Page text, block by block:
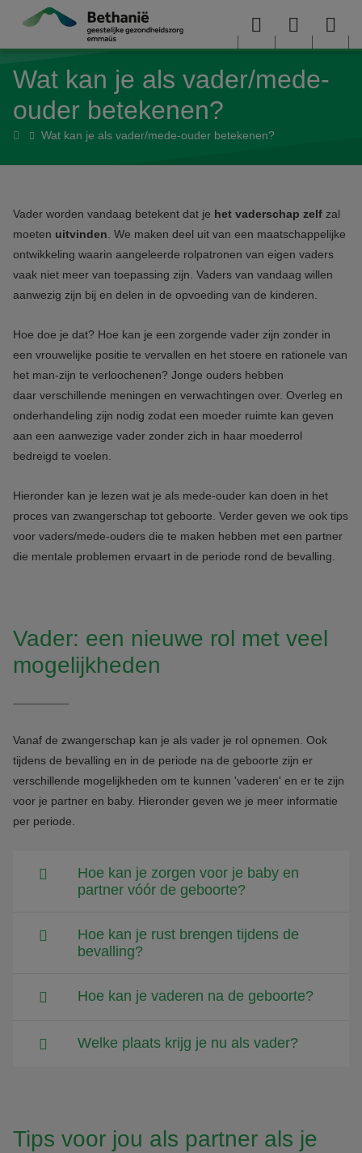
Overslaan en naar de inhoud gaan
Menu User
menu
Wat kan je als vader/mede-
ouder betekenen?
HomeWat kan je als vader/mede-ouder betekenen?
Vader worden vandaag betekent dat je het vaderschap zelf zal
moeten uitvinden . We maken deel uit van een maatschappelijke
ontwikkeling waarin aangeleerde rolpatronen van eigen vaders
vaak niet meer van toepassing zijn. Vaders van vandaag willen
aanwezig zijn bij en delen in de opvoeding van de kinderen.
Hoe doe je dat? Hoe kan je een zorgende vader zijn zonder in
een vrouwelijke positie te vervallen en het stoere en rationele van
het man-zijn te verloochenen? Jonge ouders hebben
daar verschillende meningen en verwachtingen over. Overleg en
onderhandeling zijn nodig zodat een moeder ruimte kan geven
aan een aanwezige vader zonder zich in haar moederrol
bedreigd te voelen.
Hieronder kan je lezen wat je als mede-ouder kan doen in het
proces van zwangerschap tot geboorte. Verder geven we ook tips
voor vaders/mede-ouders die te maken hebben met een partner
die mentale problemen ervaart in de periode rond de bevalling.
Vader: een nieuwe rol met veel
mogelijkheden
Vanaf de zwangerschap kan je als vader je rol opnemen. Ook
tijdens de bevalling en in de periode na de geboorte zijn er
verschillende mogelijkheden om te kunnen 'vaderen' en er te zijn
voor je partner en baby. Hieronder geven we je meer informatie
per periode.
Hoe kan je zorgen voor je baby en
partner vóór de geboorte?
Hoe kan je rust brengen tijdens de
bevalling?
Hoe kan je vaderen na de geboorte?
Welke plaats krijg je nu als vader?
Tips voor jou als partner als je